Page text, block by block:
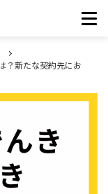
？新たな契約先にお